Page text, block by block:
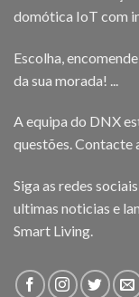
domótica IoT com
Escolha,
da sua morada! ...
A equipa do DNX
questões.Contacte
Siga as redes
ultimas noticias e
Smart Living.